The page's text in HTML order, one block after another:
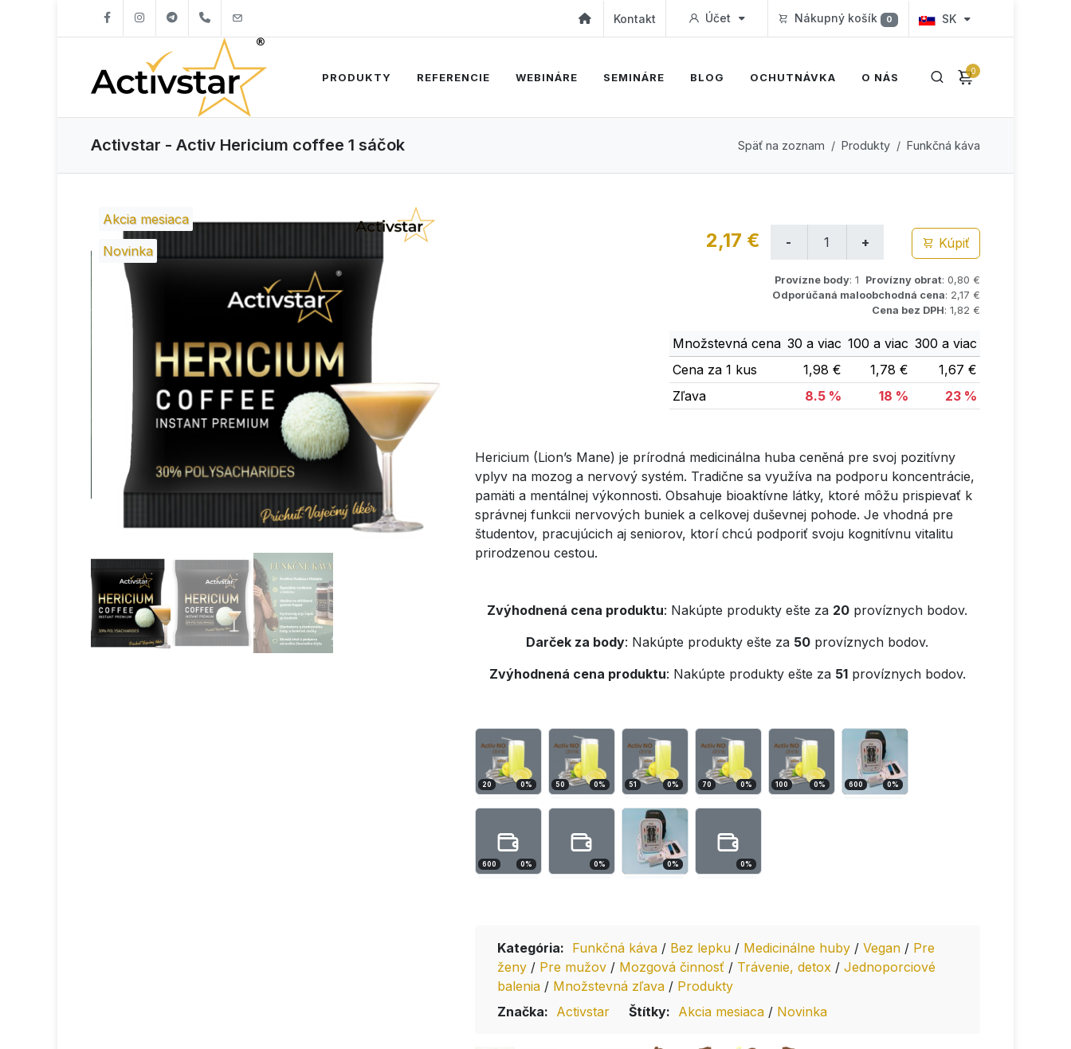
+421904262747 Kontakt Účet Nákupný košík 0 SK
0
PRODUKTY REFERENCIE WEBINÁRE SEMINÁRE BLOG OCHUTNÁVKA O NÁS
Activstar - Activ Hericium coffee 1 sáčok Späť na zoznam Produkty Funkčná káva
Akcia mesiaca
Novinka
2,17 € Kúpiť
Provízne body: 1 Provízny obrat: 0,80 €
Odporúčaná maloobchodná cena: 2,17 €
Cena bez DPH: 1,82 €
Množstevná cena 30 a viac 100 a viac 300 a viac
Cena za 1 kus
1,98 € 1,78 €
1,67 €
Zľava
8.5 % 18 % 23 %
Hericium (Lion’s Mane) je prírodná medicinálna huba ceněná pre svoj pozitívny
vplyv na mozog a nervový systém. Tradične sa využíva na podporu koncentrácie,
pamäti a mentálnej výkonnosti. Obsahuje bioaktívne látky, ktoré môžu prispievať k
správnej funkcii nervových buniek a celkovej duševnej pohode. Je vhodná pre
študentov, pracujúcich aj seniorov, ktorí chcú podporiť svoju kognitívnu vitalitu
prirodzenou cestou.
Zvýhodnená cena produktu: Nakúpte produkty ešte za 20 províznych bodov.
Darček za body: Nakúpte produkty ešte za 50 províznych bodov.
Zvýhodnená cena produktu: Nakúpte produkty ešte za 51províznych bodov.
20 0% 50 0% 51 0% 70 0% 100 0% 600 0%
600 0% 0% 0% 0%
Kategória: Funkčná káva / Bez lepku / Medicinálne huby / Vegan / Pre
ženy / Pre mužov / Mozgová činnosť / Trávenie, detox / Jednoporciové
balenia / Množstevná zľava / Produkty
Značka: Activstar Štítky: Akcia mesiaca / Novinka